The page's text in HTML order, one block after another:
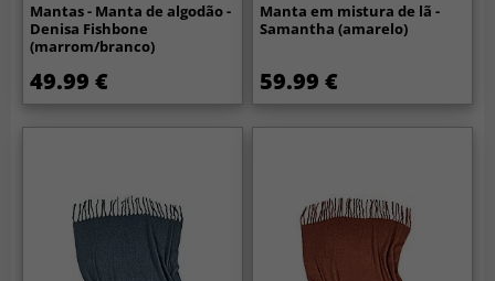
Mantas - Manta de algodão -
Denisa Fishbone
(marrom/branco)
49.99 €
Manta em mistura de lã -
Samantha (amarelo)
59.99 €